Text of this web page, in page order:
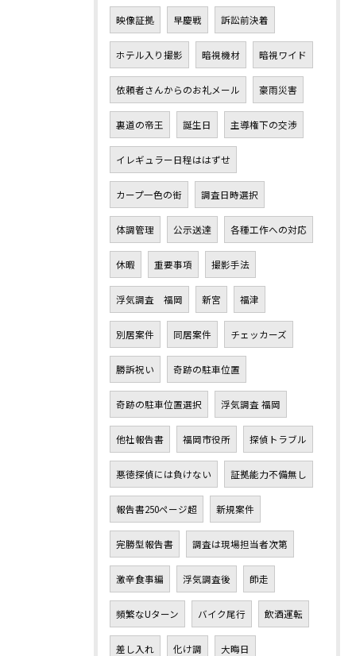
映像証拠 早慶戦 訴訟前決着
ホテル入り撮影 暗視機材 暗視ワイド
依頼者さんからのお礼メール 豪雨災害
裏道の帝王 誕生日 主導権下の交渉
イレギュラー日程ははずせ
カープ一色の街 調査日時選択
体調管理 公示送達 各種工作への対応
休暇 重要事項 撮影手法
浮気調査 福岡 新宮 福津
別居案件 同居案件 チェッカーズ
勝訴祝い 奇跡の駐車位置
奇跡の駐車位置選択 浮気調査 福岡
他社報告書 福岡市役所 探偵トラブル
悪徳探偵には負けない 証拠能力不備無し
報告書250ページ超 新規案件
完勝型報告書 調査は現場担当者次第
激辛食事編 浮気調査後 師走
頻繁なUターン バイク尾行 飲酒運転
差し入れ 化け調 大晦日